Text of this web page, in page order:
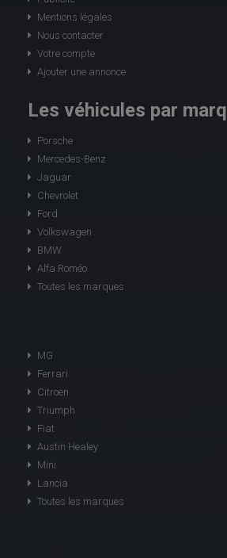
Mentions légales
Nous contacter
Votre compte
Ajouter une annonce
Les véhicules par
Porsche
Mercedes-Benz
Jaguar
Chevrolet
Ford
Volkswagen
BMW
Alfa Roméo
Toutes les marques
MG
Ferrari
Citroen
Triumph
Fiat
Austin Healey
Mini
Lancia
Toutes les marques